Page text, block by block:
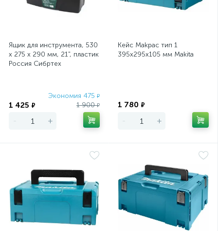
Ящик для инструмента, 530
х 275 х 290 мм, 21", пластик
Россия Сибртех
Экономия 475 ₽
1 425 ₽ 1 900₽
- +
Кейс Makpac тип 1
395х295х105 мм Makita
1 780 ₽
- +